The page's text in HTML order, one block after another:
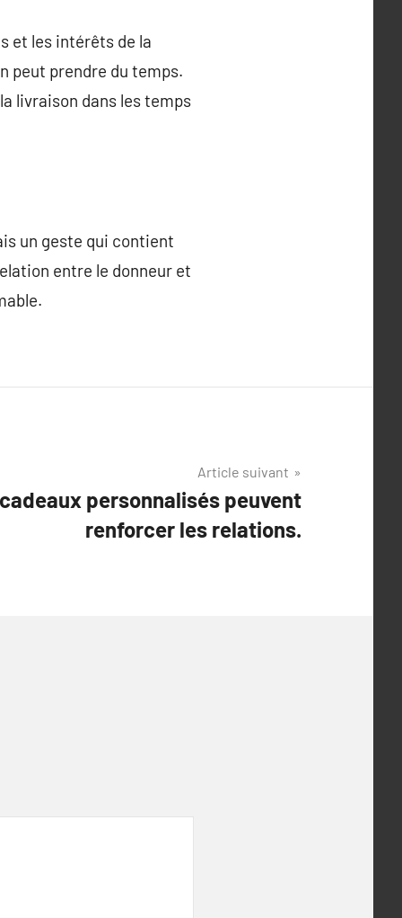
et les intérêts de la
peut prendre du temps.
livraison dans les temps
un geste qui contient
entre le donneur et
Article suivant
personnalisés peuvent
renforcer les relations.